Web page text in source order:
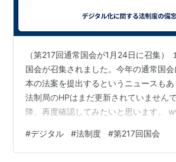
（第217回通常国会が1月24日に召集）
国会が召集されました。今年の通常国
本の法案を提出するというニュースも
法制局のHPはまだ更新されていません
降、再度確認してみたいと思います。
参の本会議で総理大臣の施政方針演説が
デジタル関係の法案に触れられている
#デジタル #法制度 #第217回国会